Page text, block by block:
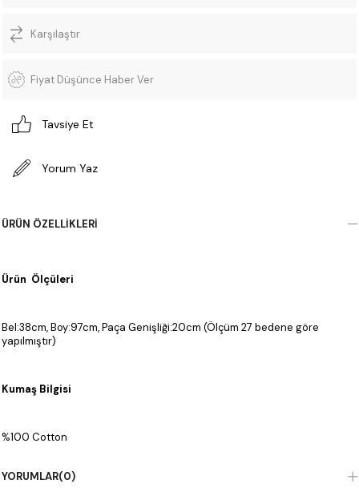
Karşılaştır
Fiyat Düşünce Haber Ver
Tavsiye Et
Yorum Yaz
ÜRÜN ÖZELLIKLERI
Ürün Ölçüleri
Bel:38cm, Boy:97cm, Paça Genişliği:20cm (Ölçüm 27 bedene göre
yapılmıştır)
Kumaş Bilgisi
%100 Cotton
YORUMLAR(0)